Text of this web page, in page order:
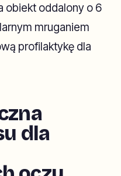
obiekt oddalony o 6
mruganiem
profilaktykę dla
dla